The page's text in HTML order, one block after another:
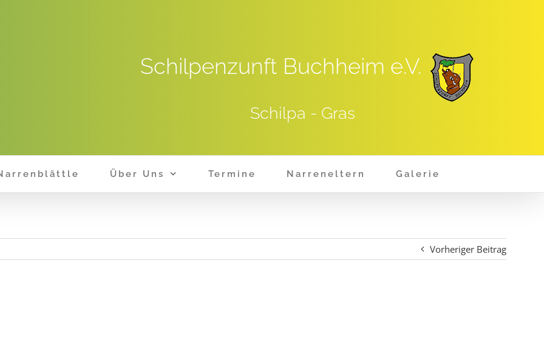
Schilpenzunft Buchheim e.V.
Schilpa - Gras
Über Uns Termine Narreneltern Galerie
Vorheriger Beitrag